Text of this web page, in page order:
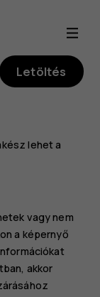
Letöltés
lehet a
vagy nem
a képernyő
akkor